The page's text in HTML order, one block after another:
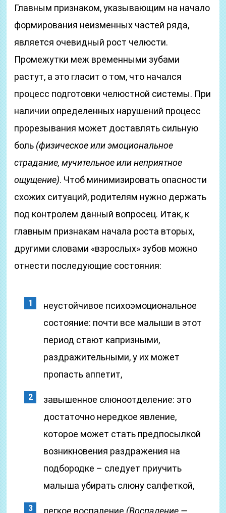
Главным признаком, указывающим на начало
формирования неизменных частей ряда,
является очевидный рост челюсти.
Промежутки меж временными зубами
растут, а это гласит о том, что начался
процесс подготовки челюстной системы. При
наличии определенных нарушений процесс
прорезывания может доставлять сильную
боль (физическое или эмоциональное
страдание, мучительное или неприятное
ощущение). Чтоб минимизировать опасности
схожих ситуаций, родителям нужно держать
под контролем данный вопросец. Итак, к
главным признакам начала роста вторых,
другими словами «взрослых» зубов можно
отнести последующие состояния:
неустойчивое психоэмоциональное
состояние: почти все малыши в этот
период стают капризными,
раздражительными, у их может
пропасть аппетит,
завышенное слюноотделение: это
достаточно нередкое явление,
которое может стать предпосылкой
возникновения раздражения на
подбородке – следует приучить
малыша убирать слюну салфеткой,
легкое воспаление (Воспаление —